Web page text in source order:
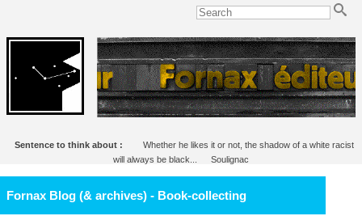
Sentence to think about :
Whether he likes it or not, the shadow of a white racist
will always be black...
Soulignac
Fornax Blog (& archives) - Book-collecting